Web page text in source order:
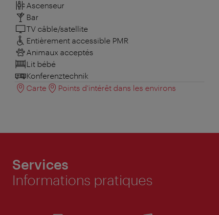
Ascenseur
Bar
TV câble/satellite
Entièrement accessible PMR
Animaux acceptés
Lit bébé
Konferenztechnik
Carte
Points d'intérêt dans les environs
Services
Informations pratiques